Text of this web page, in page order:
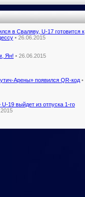
в Сваляву, U-17 готовится к
• 26.06.2015
Ян! • 26.06.2015
Арены» появился QR-код •
19 выйдет из отпуска 1-го